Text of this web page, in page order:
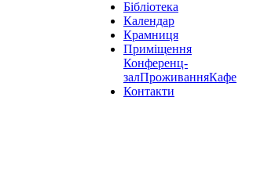
Бібліотека
Календар
Крамниця
Приміщення
Конференц-
залПроживанняКафе
Контакти